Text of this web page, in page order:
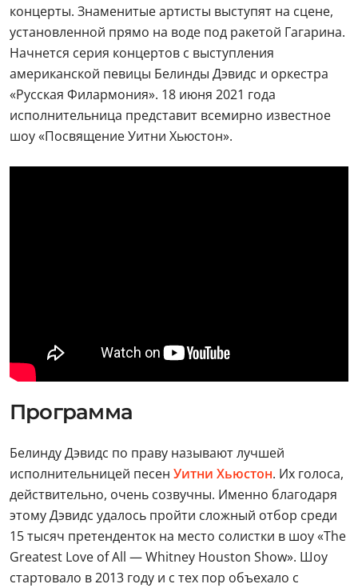
концерты. Знаменитые артисты выступят на сцене,
установленной прямо на воде под ракетой Гагарина.
Начнется серия концертов с выступления
американской певицы Белинды Дэвидс и оркестра
«Русская Филармония». 18 июня 2021 года
исполнительница представит всемирно известное
шоу «Посвящение Уитни Хьюстон».
Программа
Белинду Дэвидс по праву называют лучшей
исполнительницей песен Уитни Хьюстон. Их голоса,
действительно, очень созвучны. Именно благодаря
этому Дэвидс удалось пройти сложный отбор среди
15 тысяч претенденток на место солистки в шоу «The
Greatest Love of All — Whitney Houston Show». Шоу
стартовало в 2013 году и с тех пор объехало с